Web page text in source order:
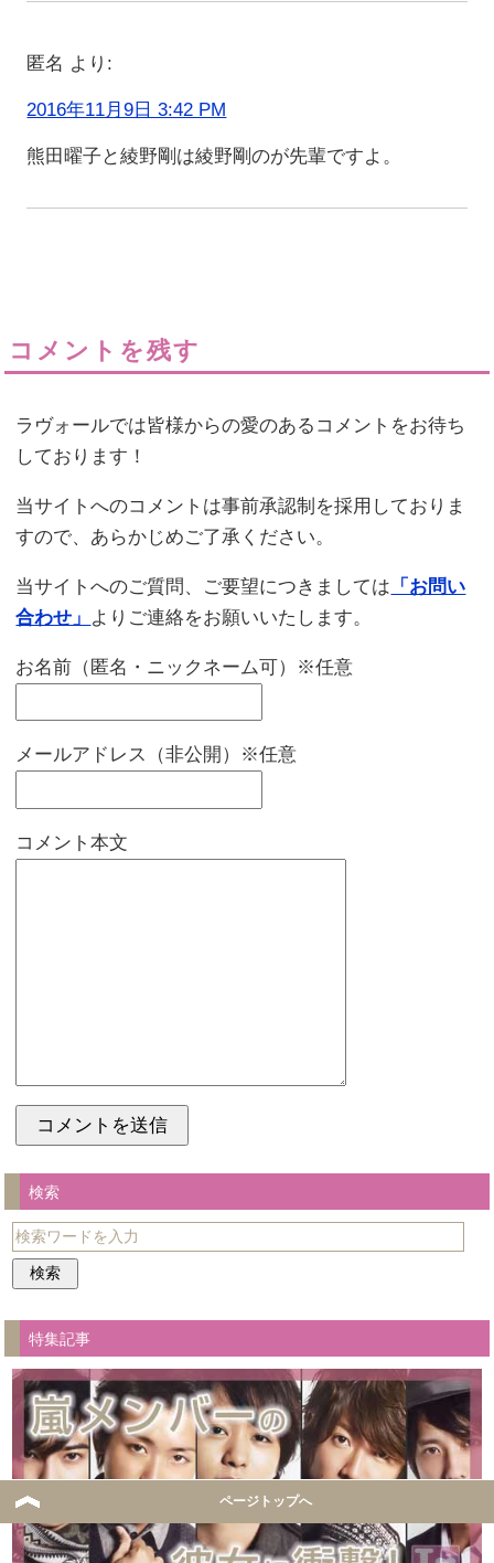
匿名 より:
2016年11月9日 3:42 PM
熊田曜子と綾野剛は綾野剛のが先輩ですよ。
コメントを残す
ラヴォールでは皆様からの愛のあるコメントをお待ち
しております！
当サイトへのコメントは事前承認制を採用しておりま
すので、あらかじめご了承ください。
当サイトへのご質問、ご要望につきましては 「お問い
合わせ」 よりご連絡をお願いいたします。
お名前（匿名・ニックネーム可）※任意
メールアドレス（非公開）※任意
コメント本文
検索
特集記事
ページトップへ